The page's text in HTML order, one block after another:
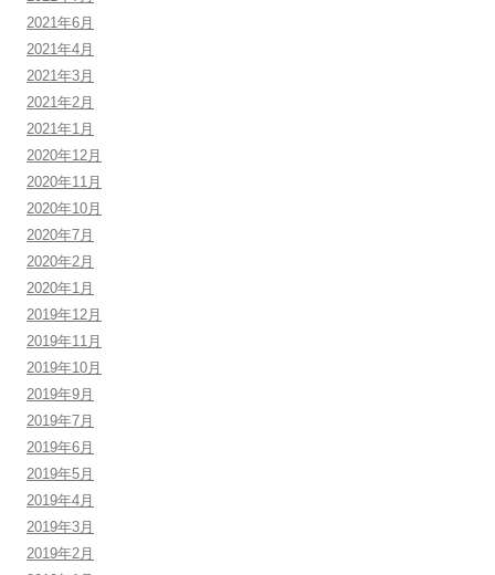
2021年6月
2021年4月
2021年3月
2021年2月
2021年1月
2020年12月
2020年11月
2020年10月
2020年7月
2020年2月
2020年1月
2019年12月
2019年11月
2019年10月
2019年9月
2019年7月
2019年6月
2019年5月
2019年4月
2019年3月
2019年2月